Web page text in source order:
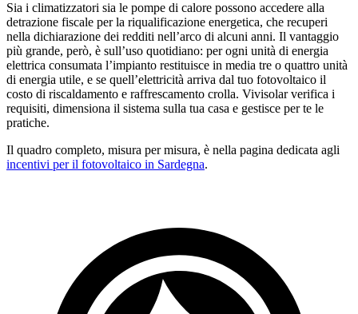
Sia i climatizzatori sia le pompe di calore possono accedere alla
detrazione fiscale per la riqualificazione energetica, che recuperi
nella dichiarazione dei redditi nell’arco di alcuni anni. Il vantaggio
più grande, però, è sull’uso quotidiano: per ogni unità di energia
elettrica consumata l’impianto restituisce in media tre o quattro unità
di energia utile, e se quell’elettricità arriva dal tuo fotovoltaico il
costo di riscaldamento e raffrescamento crolla. Vivisolar verifica i
requisiti, dimensiona il sistema sulla tua casa e gestisce per te le
pratiche.
Il quadro completo, misura per misura, è nella pagina dedicata agli
incentivi per il fotovoltaico in Sardegna.